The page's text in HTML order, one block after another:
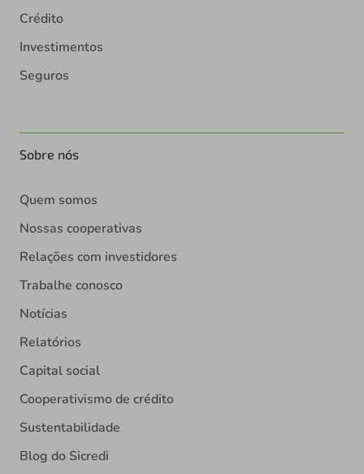
Crédito
Investimentos
Seguros
Sobre nós
Quem somos
Nossas cooperativas
Relações com investidores
Trabalhe conosco
Notícias
Relatórios
Capital social
Cooperativismo de crédito
Sustentabilidade
Blog do Sicredi